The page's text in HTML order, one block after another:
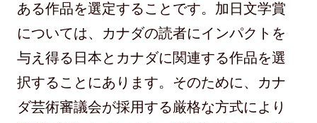
ある作品を選定することです。加日文学賞
については、カナダの読者にインパクトを
与え得る日本とカナダに関連する作品を選
択することにあります。そのために、カナ
ダ芸術審議会が採用する厳格な方式により